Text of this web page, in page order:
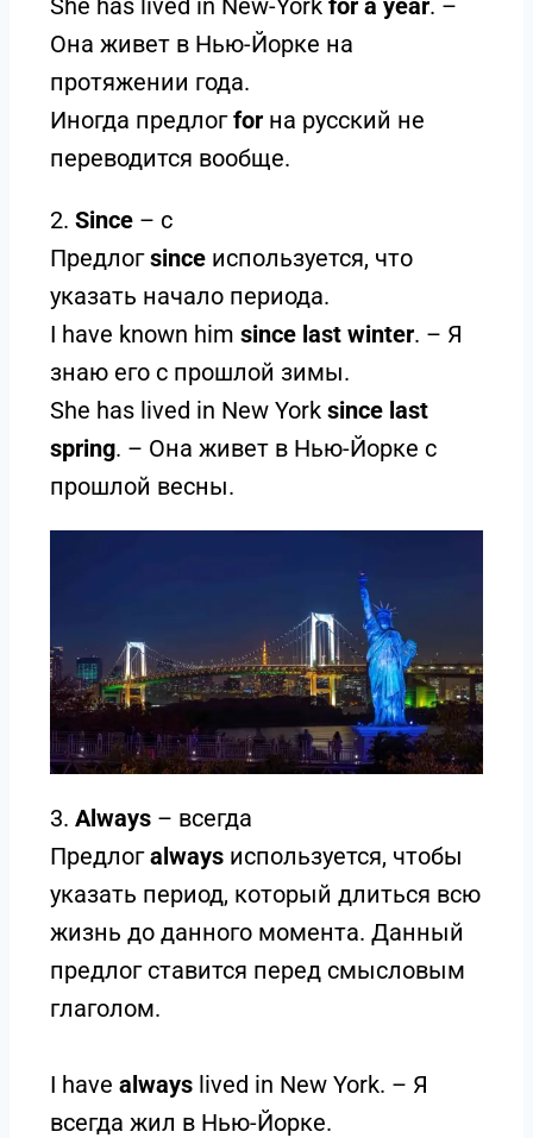
She has lived in New-York for a year. –
Она живет в Нью-Йорке на
протяжении года.
Иногда предлогfor на русский не
переводится вообще.
2. Since – c
Предлогsince используется, что
указать начало периода.
I have known him since last winter. – Я
знаю его с прошлой зимы.
She has lived in New York since last
spring. – Она живет в Нью-Йорке с
прошлой весны.
3. Always – всегда
Предлогalways используется, чтобы
указать период, который длиться всю
жизнь до данного момента. Данный
предлог ставится перед смысловым
глаголом.
I have always lived in New York. – Я
всегда жил в Нью-Йорке.